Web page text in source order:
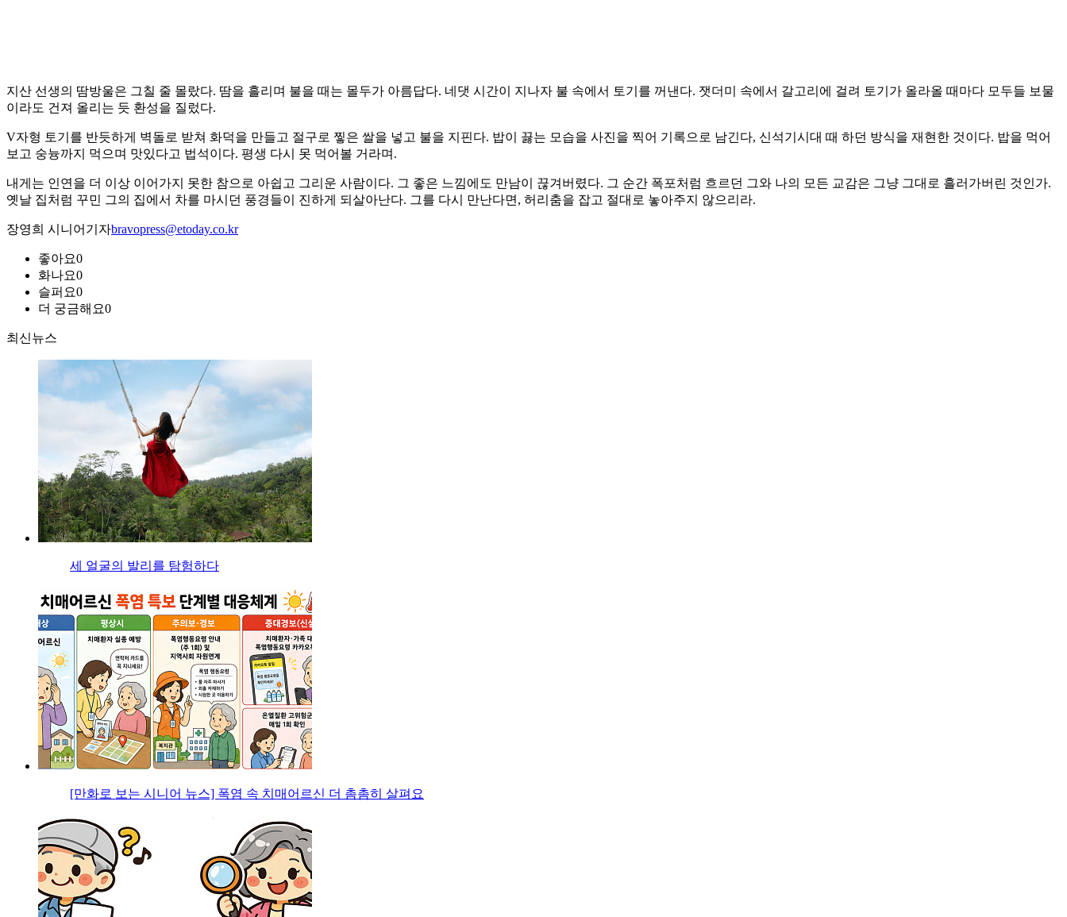
지산 선생의 땀방울은 그칠 줄 몰랐다. 땀을 흘리며 불을 때는 몰두가 아름답다. 네댓 시간이 지나자 불 속에서 토기를 꺼낸다. 잿더미 속에서 갈고리에 걸려 토기가 올라올 때마다 모두들 보물
이라도 건져 올리는 듯 환성을 질렀다.
V자형 토기를 반듯하게 벽돌로 받쳐 화덕을 만들고 절구로 찧은 쌀을 넣고 불을 지핀다. 밥이 끓는 모습을 사진을 찍어 기록으로 남긴다, 신석기시대 때 하던 방식을 재현한 것이다. 밥을 먹어
보고 숭늉까지 먹으며 맛있다고 법석이다. 평생 다시 못 먹어볼 거라며.
내게는 인연을 더 이상 이어가지 못한 참으로 아쉽고 그리운 사람이다. 그 좋은 느낌에도 만남이 끊겨버렸다. 그 순간 폭포처럼 흐르던 그와 나의 모든 교감은 그냥 그대로 흘러가버린 것인가.
옛날 집처럼 꾸민 그의 집에서 차를 마시던 풍경들이 진하게 되살아난다. 그를 다시 만난다면, 허리춤을 잡고 절대로 놓아주지 않으리라.
장영희 시니어기자bravopress@etoday.co.kr
좋아요0
화나요0
슬퍼요0
더 궁금해요0
최신뉴스
세 얼굴의 발리를 탐험하다
[만화로 보는 시니어 뉴스] 폭염 속 치매어르신 더 촘촘히 살펴요